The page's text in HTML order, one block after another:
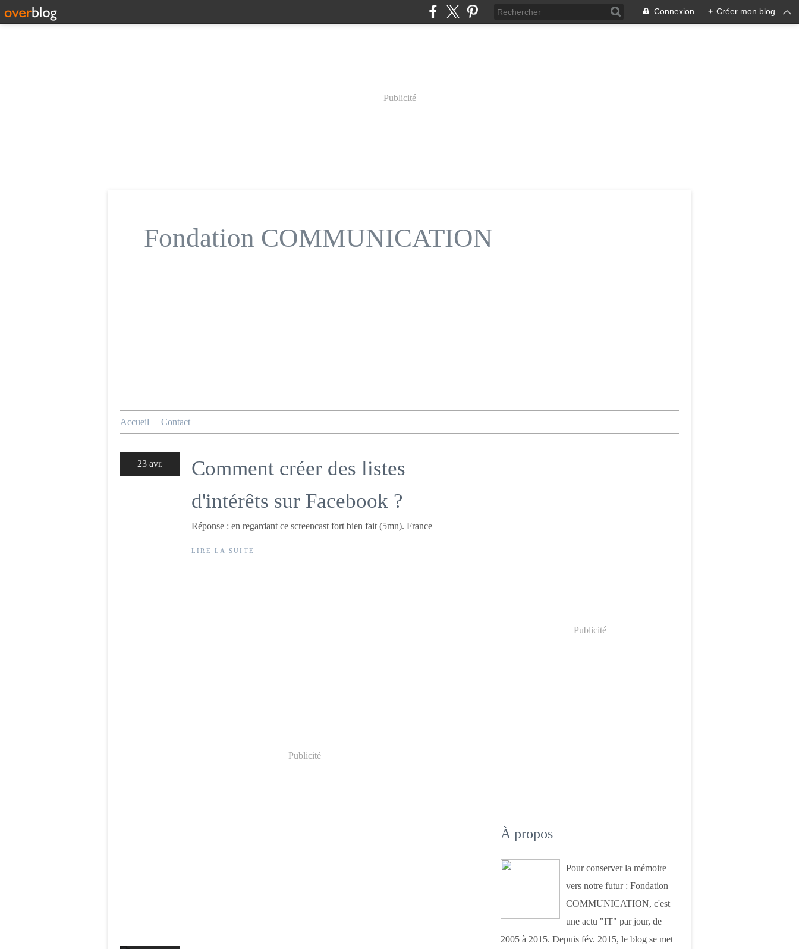
Connexion + Créer mon blog
Publicité
Fondation COMMUNICATION
Accueil Contact
23 avr.
Comment créer des listes
d'intérêts sur Facebook ?
Réponse : en regardant ce screencast fort bien fait (5mn). France
LIRE LA SUITE
Publicité
Publicité
À propos
Pour conserver la mémoire
vers notre futur : Fondation
COMMUNICATION, c'est
une actu "IT" par jour, de
2005 à 2015. Depuis fév. 2015, le blog se met